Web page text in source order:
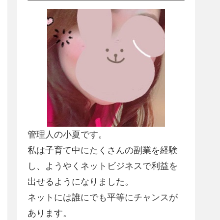
管理人の小夏です。
私は子育て中にたくさんの副業を経験
し、 ようやくネットビジネスで利益を
出せるようになりました 。
ネットには誰にでも平等にチャンスが
あります。